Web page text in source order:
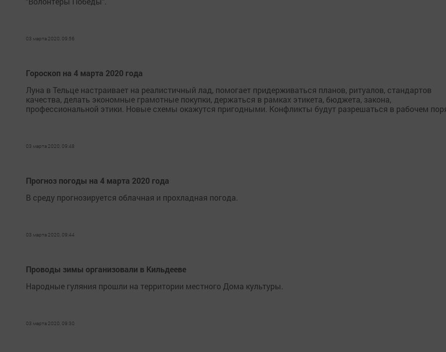
03 марта 2020, 09:56
Гороскоп на 4 марта 2020 года
Луна в Тельце настраивает на реалистичный лад, помогает придерживаться планов, ритуалов, стандартов
качества, делать экономные грамотные покупки, держаться в рамках этикета, бюджета, закона,
профессиональной этики. Новые схемы окажутся пригодными. Конфликты будут разрешаться в рабочем
03 марта 2020, 09:48
Прогноз погоды на 4 марта 2020 года
В среду прогнозируется облачная и прохладная погода.
03 марта 2020, 09:44
Проводы зимы организовали в Кильдееве
Народные гуляния прошли на территории местного Дома культуры.
03 марта 2020, 09:30